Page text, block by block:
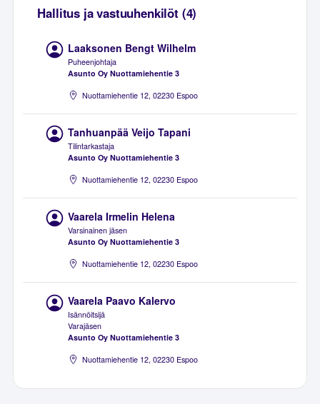
Hallitus ja vastuuhenkilöt (4)
Laaksonen Bengt Wilhelm
Puheenjohtaja
Asunto Oy Nuottamiehentie 3
Nuottamiehentie 12, 02230 Espoo
Tanhuanpää Veijo Tapani
Tilintarkastaja
Asunto Oy Nuottamiehentie 3
Nuottamiehentie 12, 02230 Espoo
Vaarela Irmelin Helena
Varsinainen jäsen
Asunto Oy Nuottamiehentie 3
Nuottamiehentie 12, 02230 Espoo
Vaarela Paavo Kalervo
Isännöitsijä
Varajäsen
Asunto Oy Nuottamiehentie 3
Nuottamiehentie 12, 02230 Espoo